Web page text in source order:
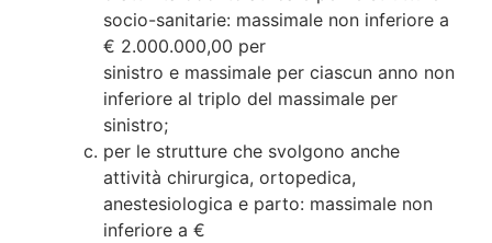
socio-sanitarie: massimale non inferiore a
€ 2.000.000,00 per
sinistro e massimale per ciascun anno non
inferiore al triplo del massimale per
sinistro;
per le strutture che svolgono anche
attività chirurgica, ortopedica,
anestesiologica e parto: massimale non
inferiore a €